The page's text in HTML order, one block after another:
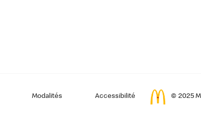
Modalités Accessibilité © 2025